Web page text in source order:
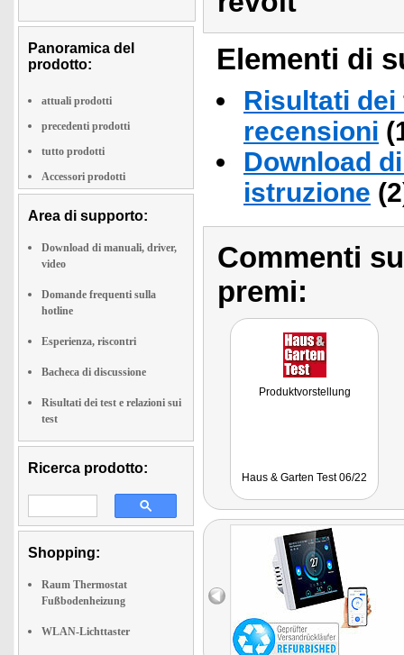
Panoramica del
prodotto:
attuali prodotti
precedenti prodotti
tutto prodotti
Accessori prodotti
Area di supporto:
Download di manuali, driver,
video
Domande frequenti sulla
hotline
Esperienza, riscontri
Bacheca di discussione
Risultati dei test e relazioni sui
test
Ricerca prodotto:
Shopping:
Raum Thermostat
Fußbodenheizung
WLAN-Lichttaster
Elementi di
Risultati
recensioni
Download
istruzione
Commenti
premi:
Produktvorstellung
Haus & Garten Test 06/22